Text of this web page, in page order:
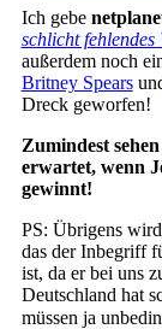
Ich gebe
schlicht fehlendes
außerdem noch
Britney Spears
Dreck geworfen!
Zumindest
erwartet, wenn
gewinnt!
PS: Übrigens wird
das der Inbegriff
ist, da er bei uns
Deutschland hat
müssen ja